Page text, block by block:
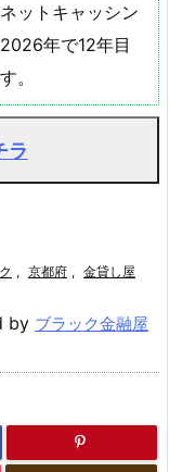
ットキャッシン
年で12年目
。
ラ
, 京都府 , 金貸し屋
by ブラック金融屋